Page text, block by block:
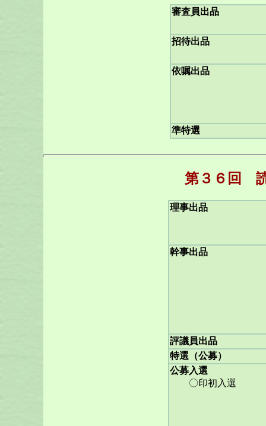
審査員出品
招待出品
依嘱出品
準特選
第３６回
理事出品
幹事出品
評議員出品
特選（公募）
公募入選
〇印初入選